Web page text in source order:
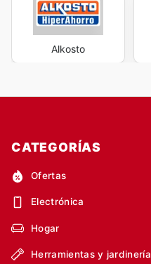
Alkosto
CATEGORÍAS
Ofertas
Electrónica
Hogar
Herramientas y jardinería